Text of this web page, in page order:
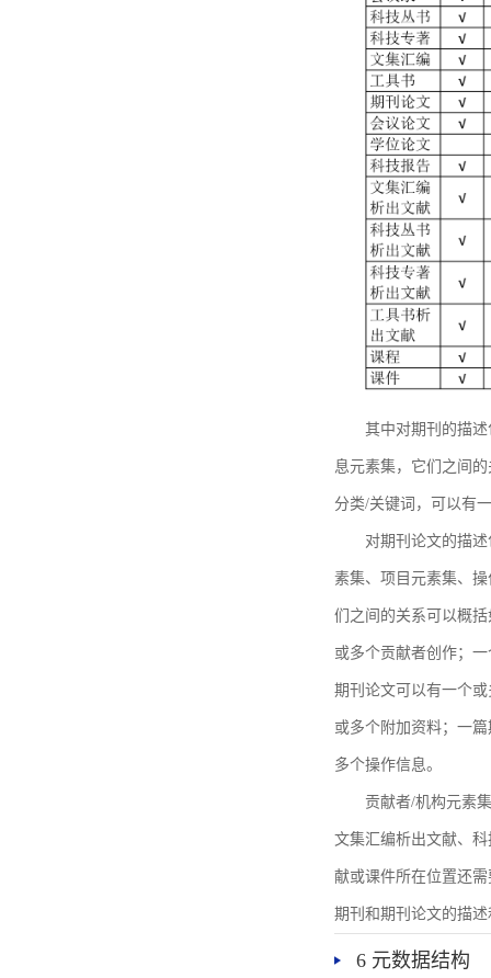
其中对期刊的描
息元素集，它们之间
分类/关键词，可以有
对期刊论文的描
素集、项目元素集、
们之间的关系可以概
或多个贡献者创作；
期刊论文可以有一个
或多个附加资料；一
多个操作信息。
贡献者/机构元素
文集汇编析出文献、
献或课件所在位置还
期刊和期刊论文的描
6 元数据结构